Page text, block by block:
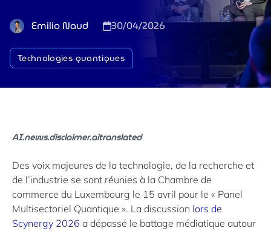
Emilio Naud 30/04/2026
Technologies quantiques
AI.news.disclaimer.aitranslated
Des voix majeures de la technologie, de la recherche et
de l’industrie se sont réunies à la Chambre de
commerce du Luxembourg le 15 avril pour le « Panel
Multisectoriel Quantique ». La discussion lors de
Scynergy 2026 a dépassé le battage médiatique autour